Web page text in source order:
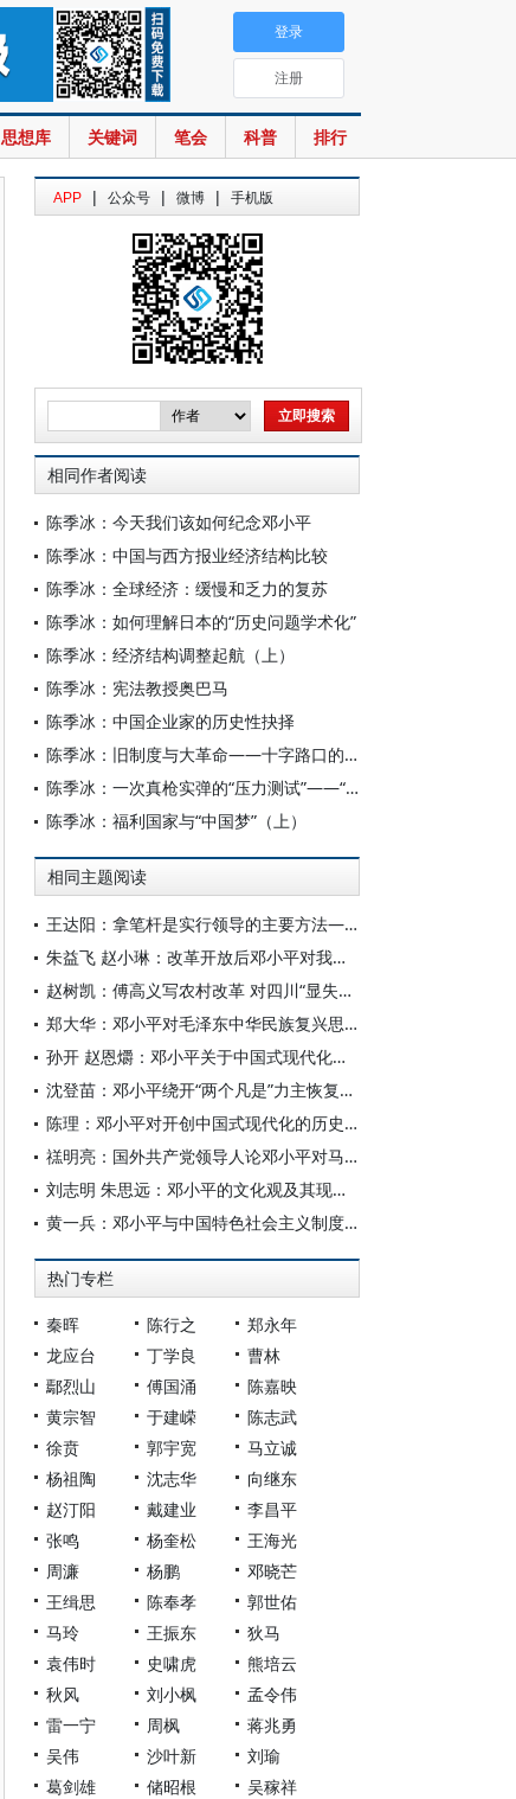
思想库 关键词 笔会 科普 排行
登录
注册
APP | 公众号 | 微博 | 手机版
相同作者阅读
陈季冰：今天我们该如何纪念邓小平
陈季冰：中国与西方报业经济结构比较
陈季冰：全球经济：缓慢和乏力的复苏
陈季冰：如何理解日本的“历史问题学术化”
陈季冰：经济结构调整起航（上）
陈季冰：宪法教授奥巴马
陈季冰：中国企业家的历史性抉择
陈季冰：旧制度与大革命——十字路口的埃及
陈季冰：一次真枪实弹的“压力测试”——“钱荒反思录”
陈季冰：福利国家与“中国梦”（上）
相同主题阅读
王达阳：拿笔杆是实行领导的主要方法——邓小平如何写稿改稿
朱益飞 赵小琳：改革开放后邓小平对我国科技人才培养的重视与推动
赵树凯：傅高义写农村改革 对四川“显失公平”
郑大华：邓小平对毛泽东中华民族复兴思想的继承和发展
孙开 赵恩爝：邓小平关于中国式现代化的价值取向、模式选择与文明诉求重要论述探析
沈登苗：邓小平绕开“两个凡是”力主恢复高考——兼论刘西尧在恢复高考中的重要作用
陈理：邓小平对开创中国式现代化的历史贡献
禚明亮：国外共产党领导人论邓小平对马克思主义中国化时代化的重大贡献
刘志明 朱思远：邓小平的文化观及其现实价值
黄一兵：邓小平与中国特色社会主义制度的创建和发展
热门专栏
秦晖 陈行之
郑永年
龙应台
丁学良
曹林
鄢烈山
傅国涌
陈嘉映
黄宗智
于建嵘
陈志武
徐贲
郭宇宽
马立诚
杨祖陶
沈志华
向继东
赵汀阳
戴建业
李昌平
张鸣
杨奎松
王海光
周濂
杨鹏
邓晓芒
王缉思
陈奉孝
郭世佑
马玲
王振东
狄马
袁伟时
史啸虎
熊培云
秋风
刘小枫
孟令伟
雷一宁
周枫
蒋兆勇
吴伟
沙叶新
刘瑜
葛剑雄
储昭根
吴稼祥